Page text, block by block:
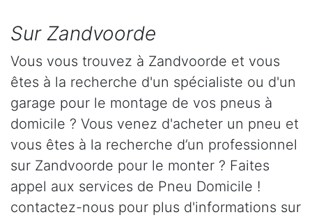
Sur Zandvoorde
Vous vous trouvez à Zandvoorde et vous
êtes à la recherche d'un spécialiste ou d'un
garage pour le montage de vos pneus à
domicile ? Vous venez d'acheter un pneu et
vous êtes à la recherche d’un professionnel
sur Zandvoorde pour le monter ? Faites
appel aux services de Pneu Domicile !
contactez-nous pour plus d'informations sur